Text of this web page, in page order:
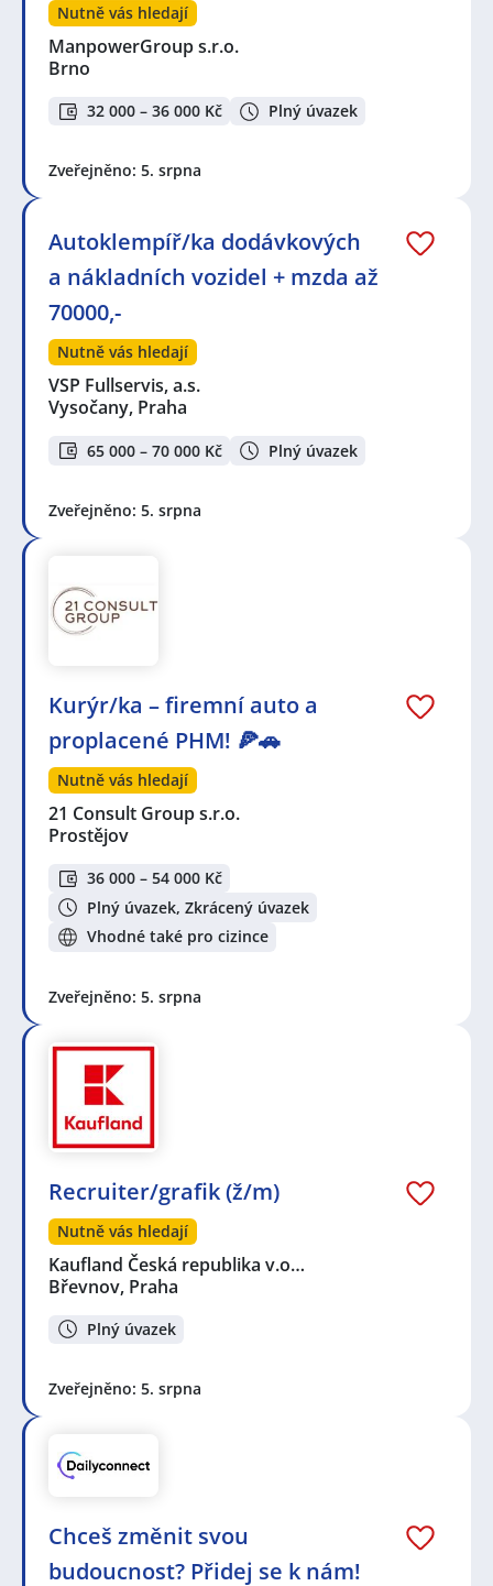
Nutně vás hledají
ManpowerGroup s.r.o.
Brno
32 000 – 36 000 Kč Plný úvazek
Zveřejněno: 5. srpna
Autoklempíř/ka dodávkových
a nákladních vozidel + mzda až
70000,-
Nutně vás hledají
VSP Fullservis, a.s.
Vysočany, Praha
65 000 – 70 000 Kč Plný úvazek
Zveřejněno: 5. srpna
Kurýr/ka – firemní auto a
proplacené PHM! 🍕🚗
Nutně vás hledají
21 Consult Group s.r.o.
Prostějov
36 000 – 54 000 Kč
Plný úvazek, Zkrácený úvazek
Vhodné také pro cizince
Zveřejněno: 5. srpna
Recruiter/grafik (ž/m)
Nutně vás hledají
Kaufland Česká republika v.o…
Břevnov, Praha
Plný úvazek
Zveřejněno: 5. srpna
Chceš změnit svou
budoucnost? Přidej se k nám!